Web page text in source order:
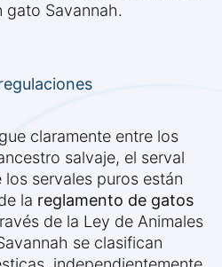
gato Savannah.
claramente entre los
salvaje, el serval
servales puros están
la reglamento de gatos
de la Ley de Animales
se clasifican